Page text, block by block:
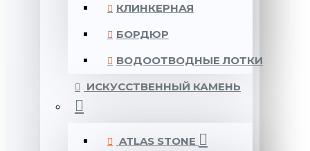
КЛИНКЕРНАЯ
БОРДЮР
ВОДООТВОДНЫЕ ЛОТКИ
ИСКУССТВЕННЫЙ КАМЕНЬ
ATLAS STONE